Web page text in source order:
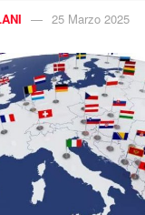
25 Marzo 2025